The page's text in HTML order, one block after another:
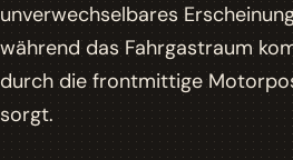
unverwechselbares
während das Fahrgastraum
durch die frontmittige
sorgt.